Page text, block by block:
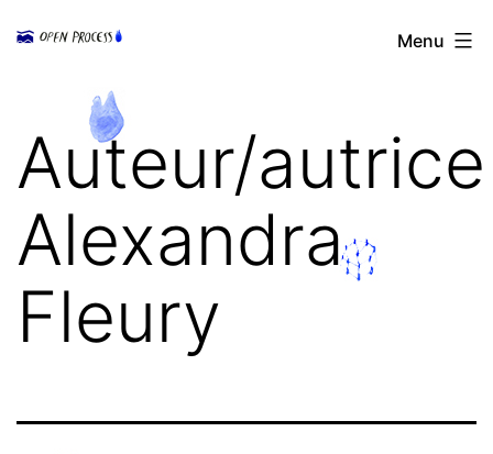
Open
Menu
Auteur/
Alexandra
Fleury